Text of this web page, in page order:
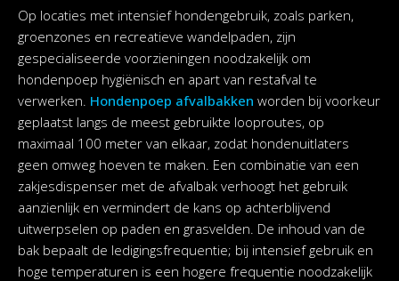
Op locaties met intensief hondengebruik, zoals parken,
groenzones en recreatieve wandelpaden, zijn
gespecialiseerde voorzieningen noodzakelijk om
hondenpoep hygiënisch en apart van restafval te
verwerken. Hondenpoep afvalbakken worden bij voorkeur
geplaatst langs de meest gebruikte looproutes, op
maximaal 100 meter van elkaar, zodat hondenuitlaters
geen omweg hoeven te maken. Een combinatie van een
zakjesdispenser met de afvalbak verhoogt het gebruik
aanzienlijk en vermindert de kans op achterblijvend
uitwerpselen op paden en grasvelden. De inhoud van de
bak bepaalt de ledigingsfrequentie; bij intensief gebruik en
hoge temperaturen is een hogere frequentie noodzakelijk